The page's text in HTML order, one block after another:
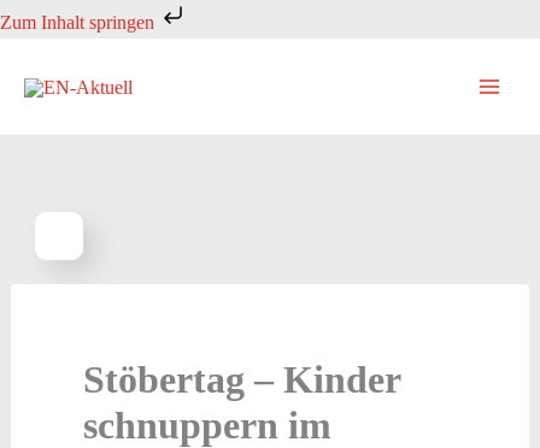
Zum Inhalt springen
Zum
springen
Stöbertag – Kinder
schnuppern im